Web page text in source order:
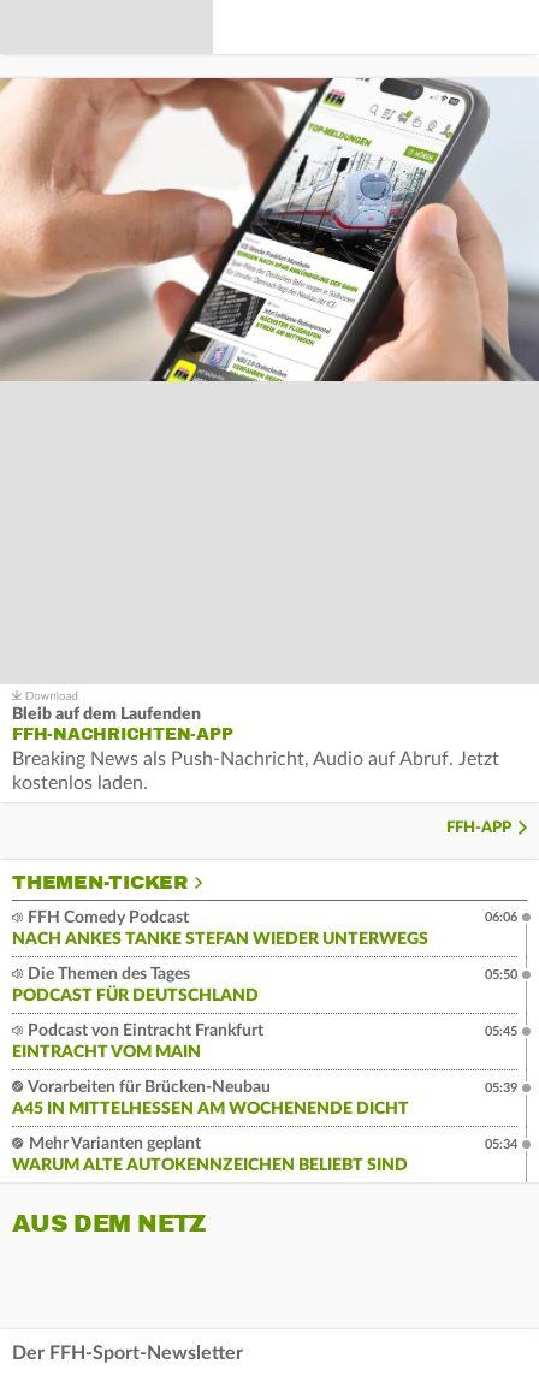
Bleib auf dem Laufenden
FFH-NACHRICHTEN-APP
Breaking News als Push-Nachricht, Audio auf Abruf. Jetzt
kostenlos laden.
FFH-APP
THEMEN-TICKER
FFH Comedy Podcast
NACH ANKES TANKE STEFAN WIEDER UNTERWEGS
06:06
Die Themen des Tages
PODCAST FÜR DEUTSCHLAND
05:50
Podcast von Eintracht Frankfurt
EINTRACHT VOM MAIN
05:45
Vorarbeiten für Brücken-Neubau
A45 IN MITTELHESSEN AM WOCHENENDE DICHT
05:39
Mehr Varianten geplant
WARUM ALTE AUTOKENNZEICHEN BELIEBT SIND
05:34
AUS DEM NETZ
Der FFH-Sport-Newsletter